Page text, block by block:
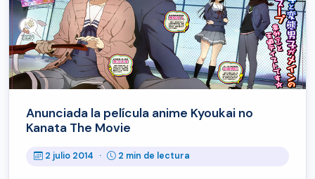
Anunciada la película anime Kyoukai no
Kanata The Movie
2 julio 2014 · 2 min de lectura